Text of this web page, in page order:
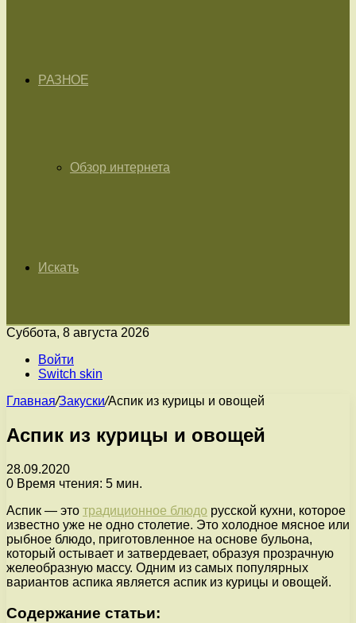
РАЗНОЕ
Обзор интернета
Искать
Суббота, 8 августа 2026
Войти
Switch skin
Главная/Закуски/Аспик из курицы и овощей
Аспик из курицы и овощей
28.09.2020
0 Время чтения: 5 мин.
Аспик — это традиционное блюдо русской кухни, которое
известно уже не одно столетие. Это холодное мясное или
рыбное блюдо, приготовленное на основе бульона,
который остывает и затвердевает, образуя прозрачную
желеобразную массу. Одним из самых популярных
вариантов аспика является аспик из курицы и овощей.
Содержание статьи: